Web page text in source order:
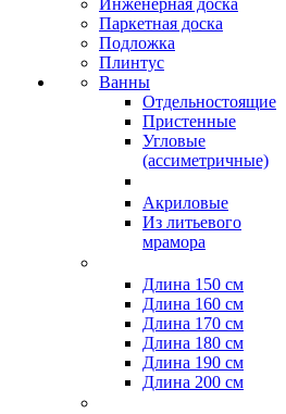
Инженерная доска
Паркетная доска
Подложка
Плинтус
Ванны
Отдельностоящие
Пристенные
Угловые
(ассиметричные)
Акриловые
Из литьевого
мрамора
Длина 150 см
Длина 160 см
Длина 170 см
Длина 180 см
Длина 190 см
Длина 200 см